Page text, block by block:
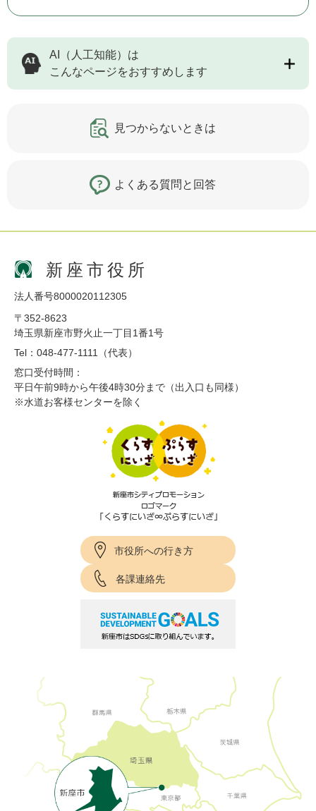
AI（人工知能）は
こんなページをおすすめします
見つからないときは
よくある質問と回答
新座市役所
法人番号8000020112305
〒352-8623
埼玉県新座市野火止一丁目1番1号
Tel：048-477-1111（代表）
窓口受付時間：
平日午前9時から午後4時30分まで（出入口も同様）
※水道お客様センターを除く
市役所への行き方
各課連絡先